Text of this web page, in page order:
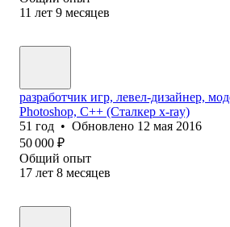
11 лет 9 месяцев
разработчик игр, левел-дизайнер,
Photoshop, С++ (Сталкер x-ray)
51 год • Обновлено 12 мая 2016
50 000 ₽
Общий опыт
17 лет 8 месяцев